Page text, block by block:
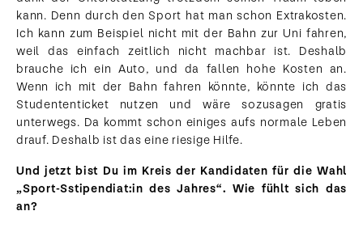
kann. Denn durch den Sport hat man schon Extrakosten.
Ich kann zum Beispiel nicht mit der Bahn zur Uni fahren,
weil das einfach zeitlich nicht machbar ist. Deshalb
brauche ich ein Auto, und da fallen hohe Kosten an.
Wenn ich mit der Bahn fahren könnte, könnte ich das
Studententicket nutzen und wäre sozusagen gratis
unterwegs. Da kommt schon einiges aufs normale Leben
drauf. Deshalb ist das eine riesige Hilfe.
Und jetzt bist Du im Kreis der Kandidaten für die Wahl
„Sport-Sstipendiat:in des Jahres“. Wie fühlt sich das
an?